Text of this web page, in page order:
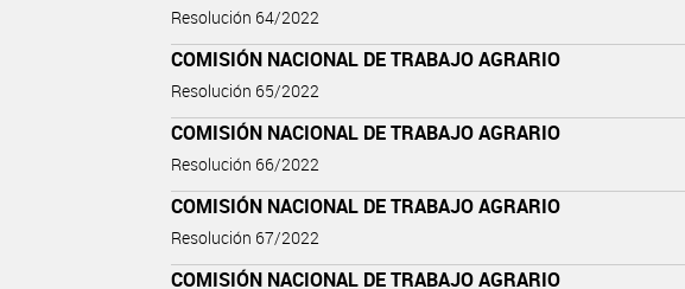
Resolución 64/2022
COMISIÓN NACIONAL DE TRABAJO AGRARIO
Resolución 65/2022
COMISIÓN NACIONAL DE TRABAJO AGRARIO
Resolución 66/2022
COMISIÓN NACIONAL DE TRABAJO AGRARIO
Resolución 67/2022
COMISIÓN NACIONAL DE TRABAJO AGRARIO